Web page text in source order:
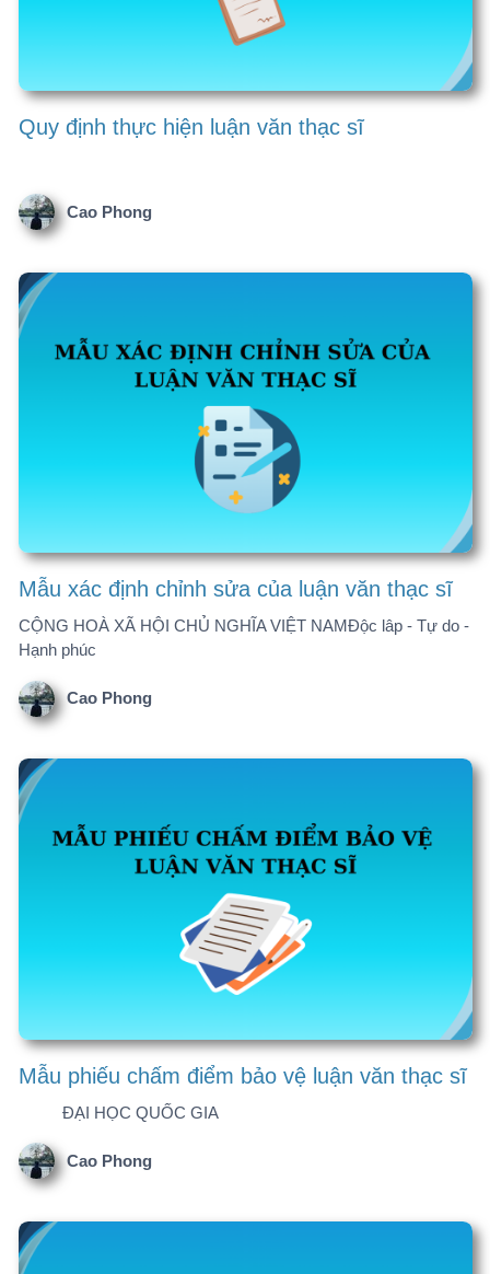
Mẫu xác định chỉnh sửa của luận văn thạc sĩ
Hạnh phúc
Cao Phong
Mẫu phiếu chấm điểm bảo vệ luận văn thạc sĩ
ĐẠI HỌC QUỐC GIA
Cao Phong
Quy trình bảo vệ luận văn thạc sĩ
Cao Phong